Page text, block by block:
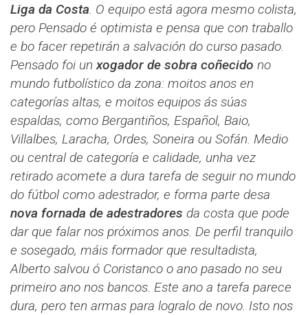
Liga da Costa . O equipo está agora mesmo colista,
pero Pensado é optimista e pensa que con traballo
e bo facer repetirán a salvación do curso pasado.
Pensado foi un xogador de sobra coñecido no
mundo futbolístico da zona: moitos anos en
categorías altas, e moitos equipos ás súas
espaldas, como Bergantiños, Español, Baio,
Villalbes, Laracha, Ordes, Soneira ou Sofán. Medio
ou central de categoría e calidade, unha vez
retirado acomete a dura tarefa de seguir no mundo
do fútbol como adestrador, e forma parte desa
nova fornada de adestradores da costa que pode
dar que falar nos próximos anos. De perfil tranquilo
e sosegado, máis formador que resultadista,
Alberto salvou ó Coristanco o ano pasado no seu
primeiro ano nos bancos. Este ano a tarefa parece
dura, pero ten armas para logralo de novo. Isto nos